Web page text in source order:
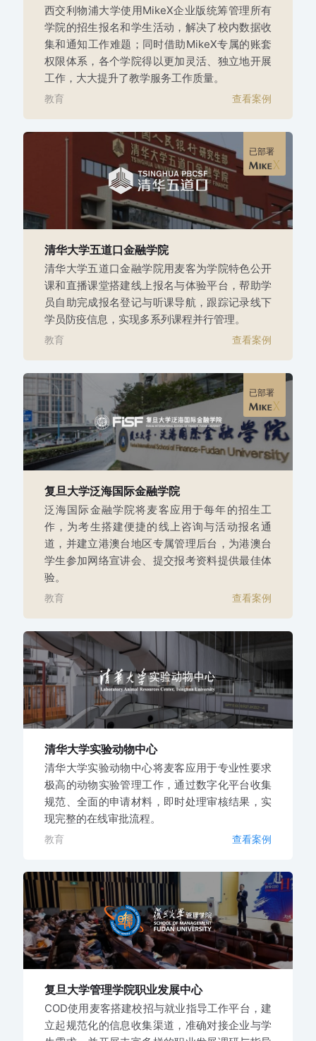
西交利物浦大学使用MikeX企业版统筹管理所有
学院的招生报名和学生活动，解决了校内数据收
集和通知工作难题；同时借助MikeX专属的账套
权限体系，各个学院得以更加灵活、独立地开展
工作，大大提升了教学服务工作质量。
教育 查看案例
已部署
清华大学五道口金融学院
清华大学五道口金融学院用麦客为学院特色公开
课和直播课堂搭建线上报名与体验平台，帮助学
员自助完成报名登记与听课导航，跟踪记录线下
学员防疫信息，实现多系列课程并行管理。
教育 查看案例
已部署
复旦大学泛海国际金融学院
泛海国际金融学院将麦客应用于每年的招生工
作，为考生搭建便捷的线上咨询与活动报名通
道，并建立港澳台地区专属管理后台，为港澳台
学生参加网络宣讲会、提交报考资料提供最佳体
验。
教育 查看案例
清华大学实验动物中心
清华大学实验动物中心将麦客应用于专业性要求
极高的动物实验管理工作，通过数字化平台收集
规范、全面的申请材料，即时处理审核结果，实
现完整的在线审批流程。
教育 查看案例
复旦大学管理学院职业发展中心
COD使用麦客搭建校招与就业指导工作平台，建
立起规范化的信息收集渠道，准确对接企业与学